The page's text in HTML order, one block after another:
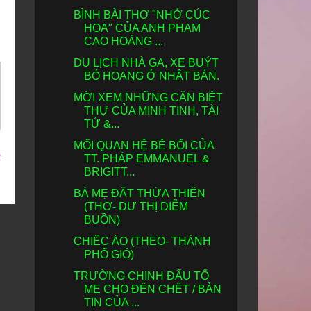
BÌNH BÀI THƠ "NHỚ CÚC
HOA" CỦA ANH PHẠM
CAO HOÀNG ...
DU LỊCH NHÀ GA, XE BUÝT
BỎ HOANG Ở NHẬT BẢN.
MỜI XEM NHỮNG CĂN BIỆT
THỰ CỦA MINH TINH, TÀI
TỬ &...
MỐI QUAN HỆ BÊ BỐI CỦA
TT. PHÁP EMMANUEL &
BRIGITT...
BÀ MẸ ĐẤT THỪA THIÊN
(THƠ- DƯ THỊ DIỄM
BUỒN)
CHIẾC ÁO (THEO- THÀNH
PHỐ GIÓ)
TRƯỜNG CHINH ĐẤU TỐ
MẸ CHO ĐẾN CHẾT / BẢN
TIN CỦA ...